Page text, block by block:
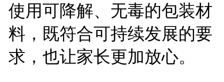
使用可降解、无毒的包装材
料，既符合可持续发展的要
求，也让家长更加放心。